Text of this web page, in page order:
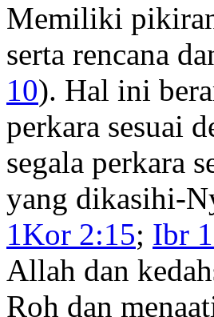
Memiliki
serta rencana
10). Hal ini
perkara sesuai
segala perkara
yang dikasihi-
1Kor 2:15; Ibr
Allah dan
Roh dan